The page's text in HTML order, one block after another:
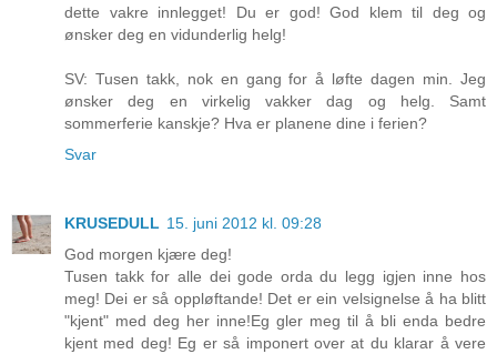
dette vakre innlegget! Du er god! God klem til deg og
ønsker deg en vidunderlig helg!
SV: Tusen takk, nok en gang for å løfte dagen min. Jeg
ønsker deg en virkelig vakker dag og helg. Samt
sommerferie kanskje? Hva er planene dine i ferien?
Svar
KRUSEDULL 15. juni 2012 kl. 09:28
God morgen kjære deg!
Tusen takk for alle dei gode orda du legg igjen inne hos
meg! Dei er så oppløftande! Det er ein velsignelse å ha blitt
"kjent" med deg her inne!Eg gler meg til å bli enda bedre
kjent med deg! Eg er så imponert over at du klarar å vere